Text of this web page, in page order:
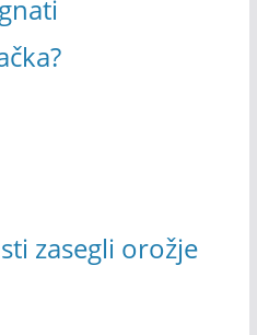
zasegli orožje